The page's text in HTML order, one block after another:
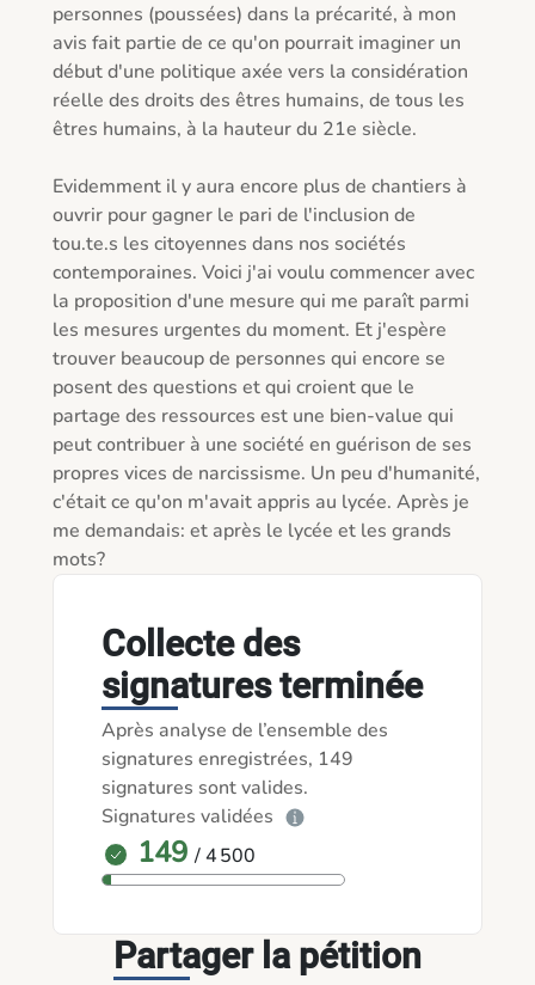
personnes (poussées) dans la précarité, à mon
avis fait partie de ce qu'on pourrait imaginer un
début d'une politique axée vers la considération
réelle des droits des êtres humains, de tous les
êtres humains, à la hauteur du 21e siècle.
Evidemment il y aura encore plus de chantiers à
ouvrir pour gagner le pari de l'inclusion de
tou.te.s les citoyennes dans nos sociétés
contemporaines. Voici j'ai voulu commencer avec
la proposition d'une mesure qui me paraît parmi
les mesures urgentes du moment. Et j'espère
trouver beaucoup de personnes qui encore se
posent des questions et qui croient que le
partage des ressources est une bien-value qui
peut contribuer à une société en guérison de ses
propres vices de narcissisme. Un peu d'humanité,
c'était ce qu'on m'avait appris au lycée. Après je
me demandais: et après le lycée et les grands
mots?
Collecte des
signatures terminée
Après analyse de l’ensemble des
signatures enregistrées, 149
signatures sont valides.
Signatures validées
149 / 4 500
Partager la pétition